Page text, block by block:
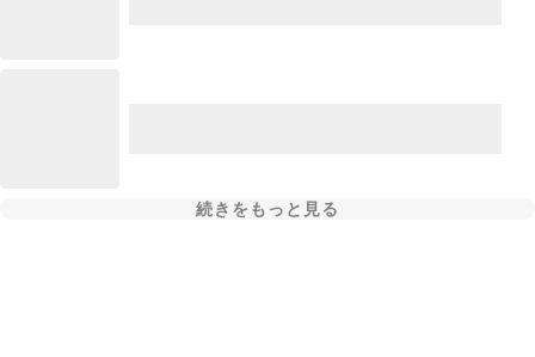
続きをもっと見る